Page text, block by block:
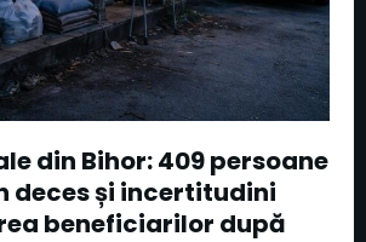
din Bihor: 409 persoane
deces și incertitudini
beneficiarilor după